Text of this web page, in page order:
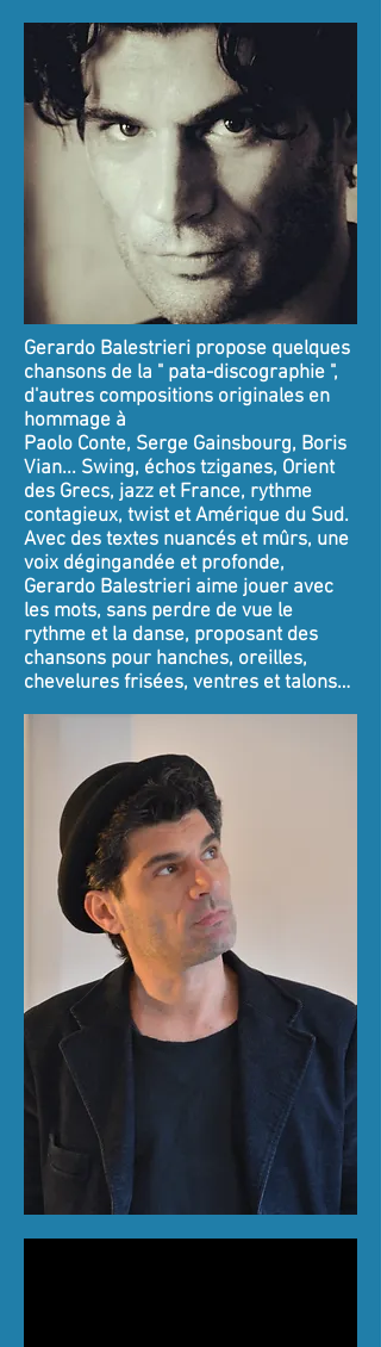
Gerardo Balestrieri propose quelques
chansons de la " pata-discographie ",
d'autres compositions originales en
hommage à
Paolo Conte, Serge Gainsbourg, Boris
Vian... Swing, échos tziganes, Orient
des Grecs, jazz et France, rythme
contagieux, twist et Amérique du Sud.
Avec des textes nuancés et mûrs, une
voix dégingandée et profonde,
Gerardo Balestrieri aime jouer avec
les mots, sans perdre de vue le
rythme et la danse, proposant des
chansons pour hanches, oreilles,
chevelures frisées, ventres et talons…